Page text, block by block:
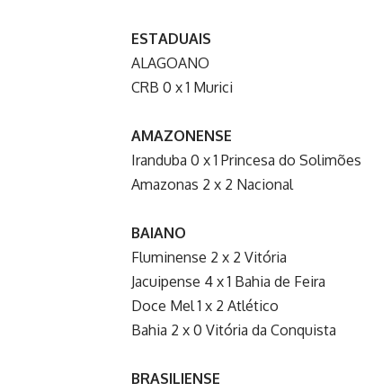
ESTADUAIS
ALAGOANO
CRB 0 x 1 Murici
AMAZONENSE
Iranduba 0 x 1 Princesa do Solimões
Amazonas 2 x 2 Nacional
BAIANO
Fluminense 2 x 2 Vitória
Jacuipense 4 x 1 Bahia de Feira
Doce Mel 1 x 2 Atlético
Bahia 2 x 0 Vitória da Conquista
BRASILIENSE